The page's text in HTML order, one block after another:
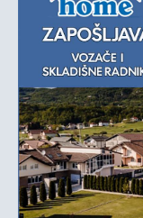
Vijesti
Sport
Kultura
Crna
kronika